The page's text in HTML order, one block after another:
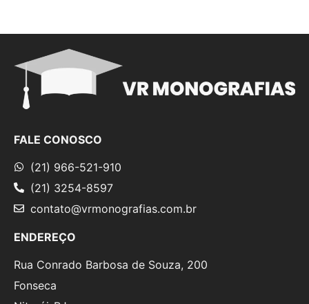
FALE CONOSCO
(21) 966-521-910
(21) 3254-8597
contato@vrmonografias.com.br
ENDEREÇO
Rua Conrado Barbosa de Souza, 200
Fonseca